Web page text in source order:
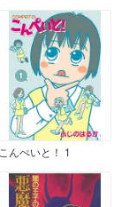
こんぺいと！ 1